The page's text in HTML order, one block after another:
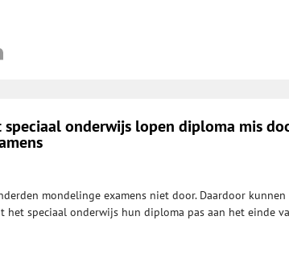
onderwijs lopen diploma mis
mondelinge examens niet door. Daardoor kunnen
het speciaal onderwijs hun diploma pas aan het einde